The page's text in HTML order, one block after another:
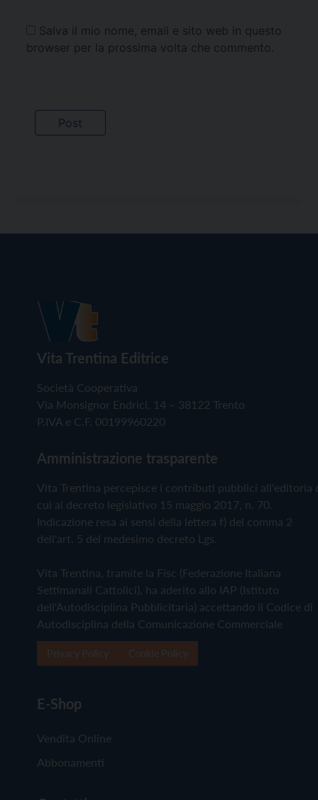
Salva il mio nome, email e sito web in questo
browser per la prossima volta che commento.
Vita Trentina Editrice
Società Cooperativa
Via Monsignor Endrici, 14 – 38122 Trento
P.IVA e C.F. 00199960220
Amministrazione trasparente
Vita Trentina percepisce i contributi pubblici all'editoria
cui al decreto legislativo 15 maggio 2017, n. 70.
Indicazione resa ai sensi della lettera f) del comma 2
dell'art. 5 del medesimo decreto Lgs.
Vita Trentina, tramite la Fisc (Federazione Italiana
Settimanali Cattolici), ha aderito allo IAP (Istituto
dell'Autodisciplina Pubblicitaria) accettando il Codice di
Autodisciplina della Comunicazione Commerciale
E-Shop
Vendita Online
Abbonamenti